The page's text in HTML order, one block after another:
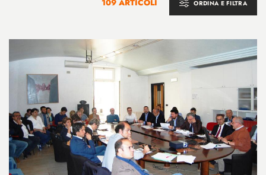
109 ARTICOLI ORDINA E FILTRA